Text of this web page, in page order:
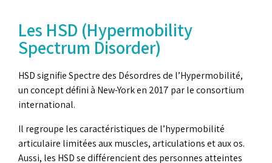
Les HSD (Hypermobility
Spectrum Disorder)
HSD signifie Spectre des Désordres de l’Hypermobilité,
un concept défini à New-York en 2017 par le consortium
international.
Il regroupe les caractéristiques de l’hypermobilité
articulaire limitées aux muscles, articulations et aux os.
Aussi, les HSD se différencient des personnes atteintes